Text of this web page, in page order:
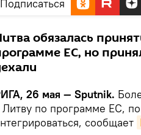
Подписаться
обязалась
ЕС, но
26 мая — Sputnik.
Литву по программе ЕС,
сообщает